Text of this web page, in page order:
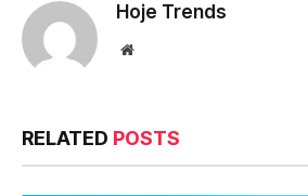
Hoje Trends
Website
RELATED POSTS